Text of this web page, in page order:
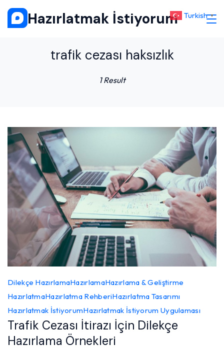
Skip
Hazırlatmak İstiyorum
trafik cezası haksızlık
1 Result
Dilekçe HazırlamaHazırlamaHazırlama & Geliştirme
HazırlatmaHazırlatma RehberiHazırlatma Tasarımı
Hazırlatmak İstiyorumHazırlatmak İstiyorum Uygulaması
Trafik Cezası İtirazı İçin Dilekçe
Hazırlama Örnekleri
Turkish ▼